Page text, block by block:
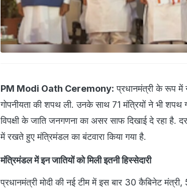
PM Modi Oath Ceremony: प्रधानमंत्री के रूप में
गोपनीयता की शपथ ली. उनके साथ 71 मंत्रियों ने भी शपथ
विपक्षी के जाति जनगणना का असर साफ दिखाई दे रहा है.
में रखते हुए मंत्रिमंडल का बंटवारा किया गया है.
मंत्रिमंडल में इन जातियों को मिली इतनी हिस्सेदारी
प्रधानमंत्री मोदी की नई टीम में इस बार 30 कैबिनेट